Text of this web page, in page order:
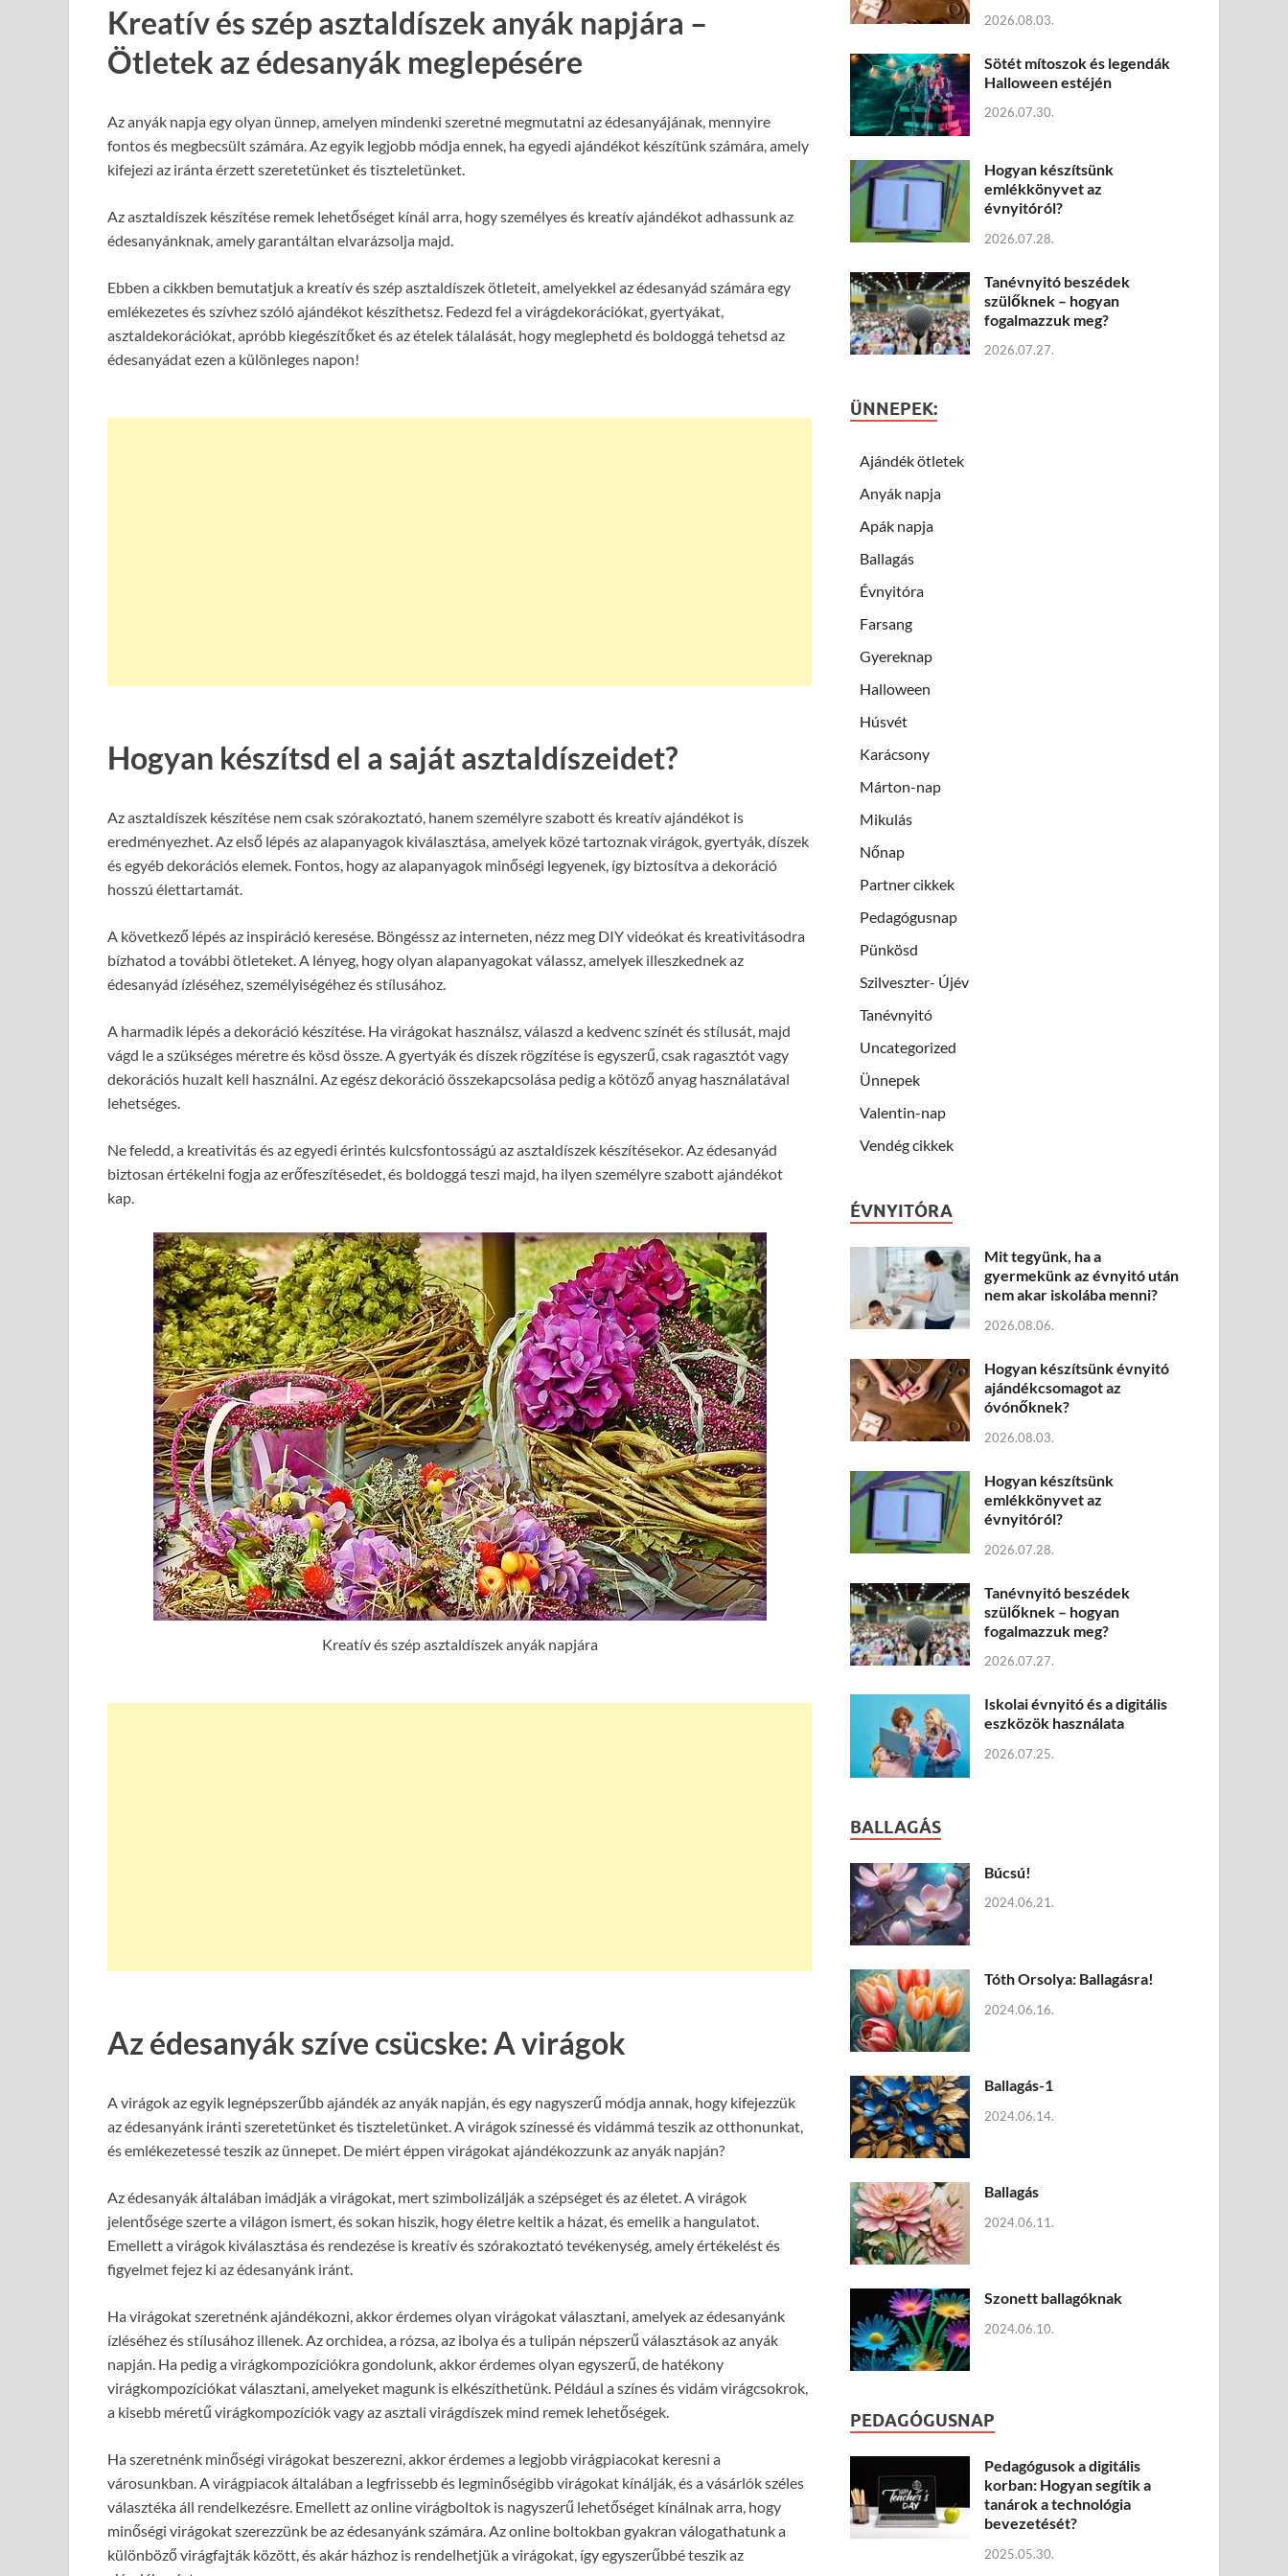
Kreatív és szép asztaldíszek anyák napjára –
Ötletek az édesanyák meglepésére
Az anyák napja egy olyan ünnep, amelyen mindenki szeretné megmutatni az édesanyájának, mennyire
fontos és megbecsült számára. Az egyik legjobb módja ennek, ha egyedi ajándékot készítünk számára, amely
kifejezi az iránta érzett szeretetünket és tiszteletünket.
Az asztaldíszek készítése remek lehetőséget kínál arra, hogy személyes és kreatív ajándékot adhassunk az
édesanyánknak, amely garantáltan elvarázsolja majd.
Ebben a cikkben bemutatjuk a kreatív és szép asztaldíszek ötleteit, amelyekkel az édesanyád számára egy
emlékezetes és szívhez szóló ajándékot készíthetsz. Fedezd fel a virágdekorációkat, gyertyákat,
asztaldekorációkat, apróbb kiegészítőket és az ételek tálalását, hogy meglephetd és boldoggá tehetsd az
édesanyádat ezen a különleges napon!
Hogyan készítsd el a saját asztaldíszeidet?
Az asztaldíszek készítése nem csak szórakoztató, hanem személyre szabott és kreatív ajándékot is
eredményezhet. Az első lépés az alapanyagok kiválasztása, amelyek közé tartoznak virágok, gyertyák, díszek
és egyéb dekorációs elemek. Fontos, hogy az alapanyagok minőségi legyenek, így biztosítva a dekoráció
hosszú élettartamát.
A következő lépés az inspiráció keresése. Böngéssz az interneten, nézz meg DIY videókat és kreativitásodra
bízhatod a további ötleteket. A lényeg, hogy olyan alapanyagokat válassz, amelyek illeszkednek az
édesanyád ízléséhez, személyiségéhez és stílusához.
A harmadik lépés a dekoráció készítése. Ha virágokat használsz, válaszd a kedvenc színét és stílusát, majd
vágd le a szükséges méretre és kösd össze. A gyertyák és díszek rögzítése is egyszerű, csak ragasztót vagy
dekorációs huzalt kell használni. Az egész dekoráció összekapcsolása pedig a kötöző anyag használatával
lehetséges.
Ne feledd, a kreativitás és az egyedi érintés kulcsfontosságú az asztaldíszek készítésekor. Az édesanyád
biztosan értékelni fogja az erőfeszítésedet, és boldoggá teszi majd, ha ilyen személyre szabott ajándékot
kap.
Kreatív és szép asztaldíszek anyák napjára
Az édesanyák szíve csücske: A virágok
A virágok az egyik legnépszerűbb ajándék az anyák napján, és egy nagyszerű módja annak, hogy kifejezzük
az édesanyánk iránti szeretetünket és tiszteletünket. A virágok színessé és vidámmá teszik az otthonunkat,
és emlékezetessé teszik az ünnepet. De miért éppen virágokat ajándékozzunk az anyák napján?
Az édesanyák általában imádják a virágokat, mert szimbolizálják a szépséget és az életet. A virágok
jelentősége szerte a világon ismert, és sokan hiszik, hogy életre keltik a házat, és emelik a hangulatot.
Emellett a virágok kiválasztása és rendezése is kreatív és szórakoztató tevékenység, amely értékelést és
figyelmet fejez ki az édesanyánk iránt.
Ha virágokat szeretnénk ajándékozni, akkor érdemes olyan virágokat választani, amelyek az édesanyánk
ízléséhez és stílusához illenek. Az orchidea, a rózsa, az ibolya és a tulipán népszerű választások az anyák
napján. Ha pedig a virágkompozíciókra gondolunk, akkor érdemes olyan egyszerű, de hatékony
virágkompozíciókat választani, amelyeket magunk is elkészíthetünk. Például a színes és vidám virágcsokrok,
a kisebb méretű virágkompozíciók vagy az asztali virágdíszek mind remek lehetőségek.
Ha szeretnénk minőségi virágokat beszerezni, akkor érdemes a legjobb virágpiacokat keresni a
városunkban. A virágpiacok általában a legfrissebb és legminőségibb virágokat kínálják, és a vásárlók széles
választéka áll rendelkezésre. Emellett az online virágboltok is nagyszerű lehetőséget kínálnak arra, hogy
minőségi virágokat szerezzünk be az édesanyánk számára. Az online boltokban gyakran válogathatunk a
különböző virágfajták között, és akár házhoz is rendelhetjük a virágokat, így egyszerűbbé teszik az
2026.08.03.
Sötét mítoszok és legendák
Halloween estéjén
2026.07.30.
Hogyan készítsünk
emlékkönyvet az
évnyitóról?
2026.07.28.
Tanévnyitó beszédek
szülőknek – hogyan
fogalmazzuk meg?
2026.07.27.
ÜNNEPEK:
Ajándék ötletek
Anyák napja
Apák napja
Ballagás
Évnyitóra
Farsang
Gyereknap
Halloween
Húsvét
Karácsony
Márton-nap
Mikulás
Nőnap
Partner cikkek
Pedagógusnap
Pünkösd
Szilveszter- Újév
Tanévnyitó
Uncategorized
Ünnepek
Valentin-nap
Vendég cikkek
ÉVNYITÓRA
Mit tegyünk, ha a
gyermekünk az évnyitó után
nem akar iskolába menni?
2026.08.06.
Hogyan készítsünk évnyitó
ajándékcsomagot az
óvónőknek?
2026.08.03.
Hogyan készítsünk
emlékkönyvet az
évnyitóról?
2026.07.28.
Tanévnyitó beszédek
szülőknek – hogyan
fogalmazzuk meg?
2026.07.27.
Iskolai évnyitó és a digitális
eszközök használata
2026.07.25.
BALLAGÁS
Búcsú!
2024.06.21.
Tóth Orsolya: Ballagásra!
2024.06.16.
Ballagás-1
2024.06.14.
Ballagás
2024.06.11.
Szonett ballagóknak
2024.06.10.
PEDAGÓGUSNAP
Pedagógusok a digitális
korban: Hogyan segítik a
tanárok a technológia
bevezetését?
2025.05.30.